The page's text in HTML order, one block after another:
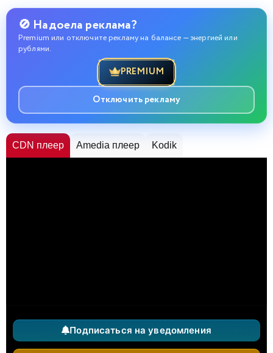
🚫 Надоела реклама?
Premium или отключите рекламу на балансе — энергией или
рублями.
PREMIUM
Отключить рекламу
CDN плеер Amedia плеер Kodik
Подписаться на уведомления